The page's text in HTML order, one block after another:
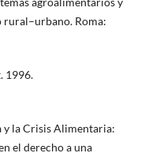
rural–urbano. Roma:
1996.
y la Crisis Alimentaria:
el derecho a una